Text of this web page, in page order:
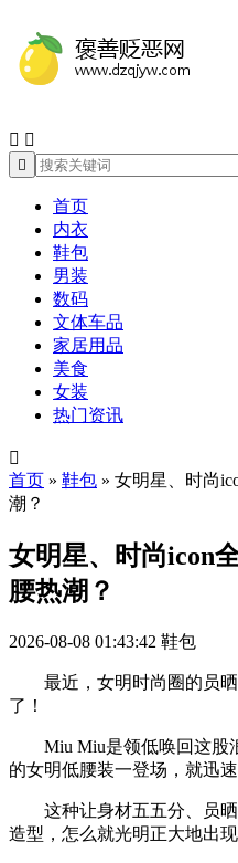
 

首页
内衣
鞋包
男装
数码
文体车品
家居用品
美食
女装
热门资讯

首页 » 鞋包 » 女明星、时尚
潮？
女明星、时尚icon
腰热潮？
2026-08-08 01:43:42 鞋包
最近，女明时尚圈的员晒
了！
Miu Miu是领低唤回这股浪
的女明低腰装一登场，就迅速
这种让身材五五分、员晒
造型，怎么就光明正大地出